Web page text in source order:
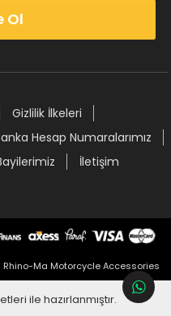
Ol
Gizlilik İlkeleri
Hesap Numaralarımız
İletişim
Rhino-Ma Motorcycle Accessories
ile hazırlanmıştır.